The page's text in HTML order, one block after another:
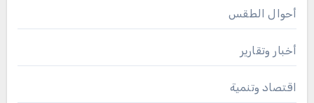
أحوال الطقس
أخبار وتقارير
اقتصاد وتنمية